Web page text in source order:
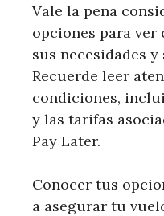
Vale la pena
opciones para ver
sus necesidades
Recuerde leer
condiciones,
y las tarifas
Pay Later.
Conocer tus
a asegurar tu